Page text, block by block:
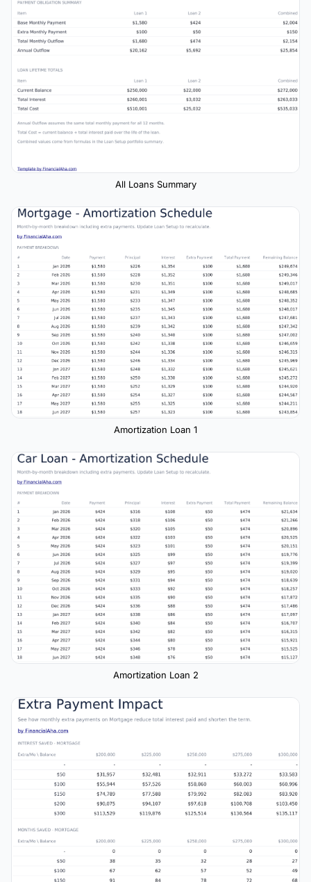
All Loans Summary
Amortization Loan 1
Amortization Loan 2